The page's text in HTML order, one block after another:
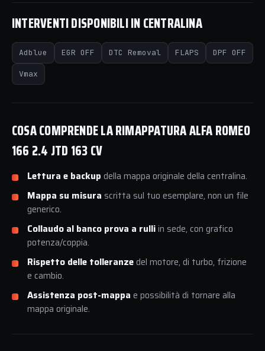
INTERVENTI DISPONIBILI IN CENTRALINA
Adblue EGR OFF DTC Removal FLAPS DPF OFF
Vmax
COSA COMPRENDE LA RIMAPPATURA ALFA ROMEO
166 2.4 JTD 163 CV
Lettura e backup della mappa originale della centralina.
Mappa su misura scritta sul tuo esemplare, non un file
generico.
Collaudo al banco prova a rulliin sede, con grafico
potenza/coppia.
Rispetto delle tolleranzedel motore, di turbo, frizione
e cambio.
Assistenza post-mappa e possibilità di tornare alla
mappa originale.